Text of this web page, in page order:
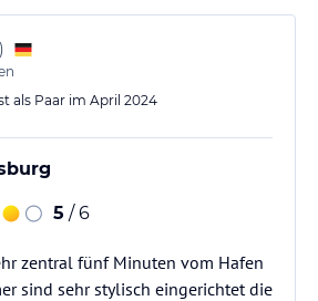
)
als Paar im April 2024
5 / 6
zentral fünf Minuten vom Hafen
sind sehr stylisch eingerichtet die